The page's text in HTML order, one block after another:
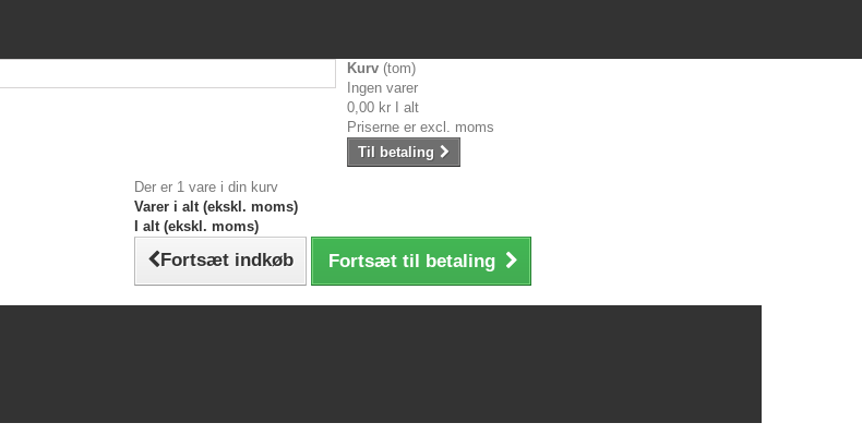
Kurv (tom)
Ingen varer
0,00 kr
I alt
Priserne er excl. moms
Til betaling
Der er 1 vare i din kurv
Varer i alt (ekskl. moms)
I alt (ekskl. moms)
Fortsæt indkøb Fortsæt til betaling